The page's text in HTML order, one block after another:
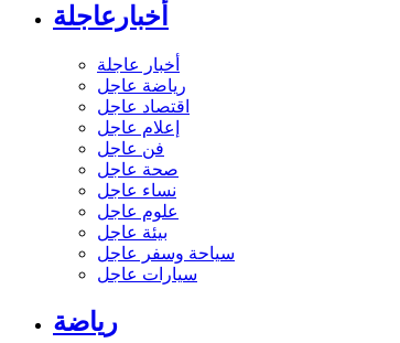
أخبارعاجلة
أخبار عاجلة
رياضة عاجل
اقتصاد عاجل
إعلام عاجل
فن عاجل
صحة عاجل
نساء عاجل
علوم عاجل
بيئة عاجل
سياحة وسفر عاجل
سيارات عاجل
رياضة